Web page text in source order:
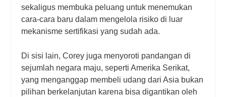
sekaligus membuka peluang untuk menemukan
cara-cara baru dalam mengelola risiko di luar
mekanisme sertifikasi yang sudah ada.
Di sisi lain, Corey juga menyoroti pandangan di
sejumlah negara maju, seperti Amerika Serikat,
yang menganggap membeli udang dari Asia bukan
pilihan berkelanjutan karena bisa digantikan oleh